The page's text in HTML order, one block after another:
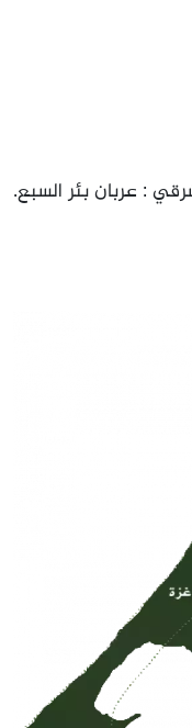
: عربان بئر السبع.